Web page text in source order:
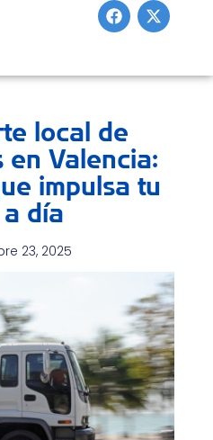
F
a
b
X
-
i
local de
Valencia:
impulsa tu
día
23, 2025